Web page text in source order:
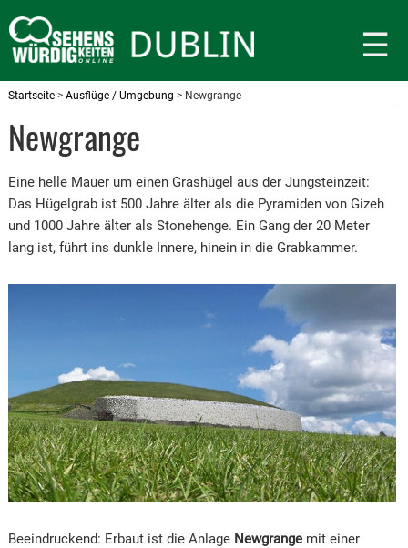
☰
Startseite> Ausflüge / Umgebung > Newgrange
Newgrange
Eine helle Mauer um einen Grashügel aus der Jungsteinzeit:
Das Hügelgrab ist 500 Jahre älter als die Pyramiden von Gizeh
und 1000 Jahre älter als Stonehenge. Ein Gang der 20 Meter
lang ist, führt ins dunkle Innere, hinein in die Grabkammer.
Beeindruckend: Erbaut ist die Anlage Newgrangemit einer